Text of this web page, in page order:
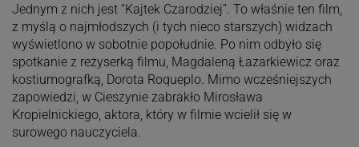
Jednym z nich jest “Kajtek Czarodziej”. To właśnie ten film,
z myślą o najmłodszych (i tych nieco starszych) widzach
wyświetlono w sobotnie popołudnie. Po nim odbyło się
spotkanie z reżyserką filmu, Magdaleną Łazarkiewicz oraz
kostiumografką, Dorota Roqueplo. Mimo wcześniejszych
zapowiedzi, w Cieszynie zabrakło Mirosława
Kropielnickiego, aktora, który w filmie wcielił się w
surowego nauczyciela.